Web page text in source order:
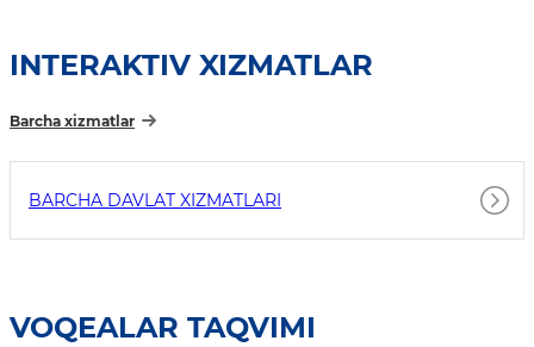
INTERAKTIV XIZMATLAR
Barcha xizmatlar
BARCHA DAVLAT XIZMATLARI
VOQEALAR TAQVIMI